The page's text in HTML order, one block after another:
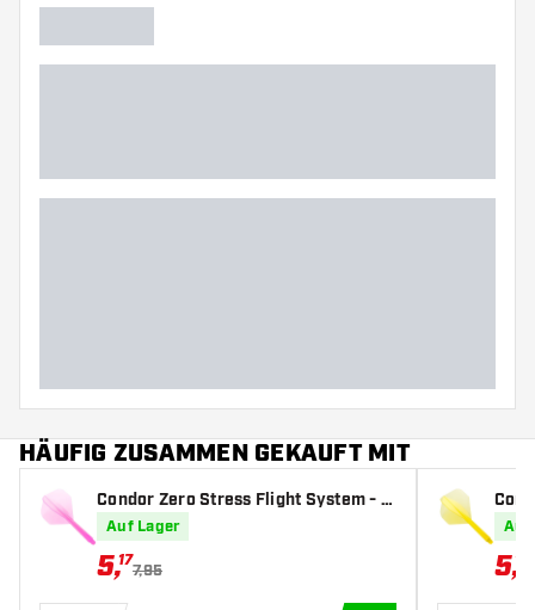
verbiegen.
HÄUFIG ZUSAMMEN GEKAUFT MIT
Condor Zero Stress Flight System - S
tandard Clear Pink - Dart Flights
Auf Lager
5,17
7,95
Auf
5,17